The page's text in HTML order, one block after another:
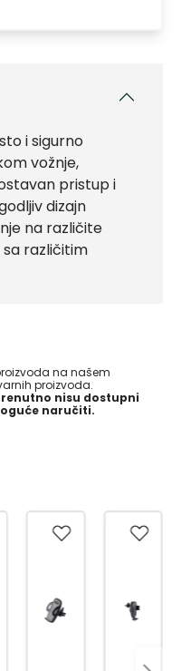
i sigurno
vožnje,
pristup i
dizajn
na različite
različitim
na našem
proizvoda.
nisu dostupni
naručiti.